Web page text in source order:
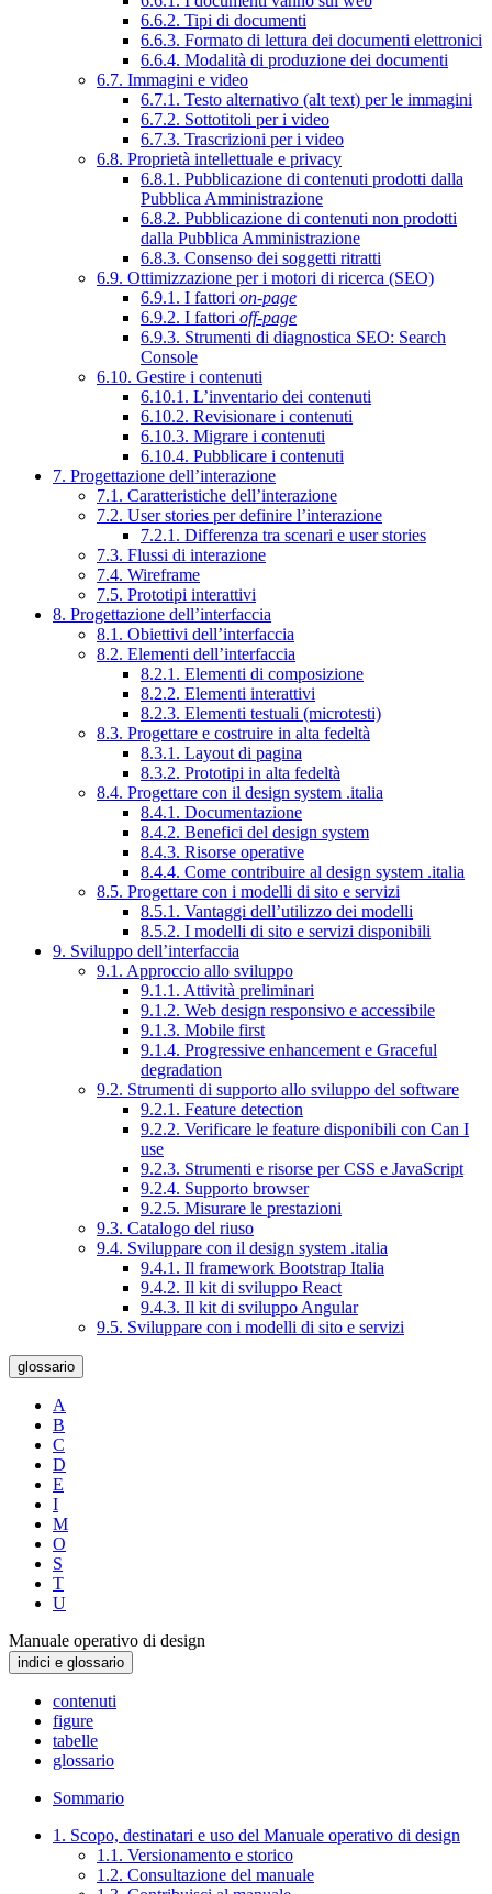
6.6.2. Tipi di documenti
6.6.3. Formato di lettura dei documenti elettronici
6.6.4. Modalità di produzione dei documenti
6.7. Immagini e video
6.7.1. Testo alternativo (alt text) per le immagini
6.7.2. Sottotitoli per i video
6.7.3. Trascrizioni per i video
6.8. Proprietà intellettuale e privacy
6.8.1. Pubblicazione di contenuti prodotti dalla
Pubblica Amministrazione
6.8.2. Pubblicazione di contenuti non prodotti
dalla Pubblica Amministrazione
6.8.3. Consenso dei soggetti ritratti
6.9. Ottimizzazione per i motori di ricerca (SEO)
6.9.1. I fattori on-page
6.9.2. I fattori off-page
6.9.3. Strumenti di diagnostica SEO: Search
Console
6.10. Gestire i contenuti
6.10.1. L’inventario dei contenuti
6.10.2. Revisionare i contenuti
6.10.3. Migrare i contenuti
6.10.4. Pubblicare i contenuti
7. Progettazione dell’interazione
7.1. Caratteristiche dell’interazione
7.2. User stories per definire l’interazione
7.2.1. Differenza tra scenari e user stories
7.3. Flussi di interazione
7.4. Wireframe
7.5. Prototipi interattivi
8. Progettazione dell’interfaccia
8.1. Obiettivi dell’interfaccia
8.2. Elementi dell’interfaccia
8.2.1. Elementi di composizione
8.2.2. Elementi interattivi
8.2.3. Elementi testuali (microtesti)
8.3. Progettare e costruire in alta fedeltà
8.3.1. Layout di pagina
8.3.2. Prototipi in alta fedeltà
8.4. Progettare con il design system .italia
8.4.1. Documentazione
8.4.2. Benefici del design system
8.4.3. Risorse operative
8.4.4. Come contribuire al design system .italia
8.5. Progettare con i modelli di sito e servizi
8.5.1. Vantaggi dell’utilizzo dei modelli
8.5.2. I modelli di sito e servizi disponibili
9. Sviluppo dell’interfaccia
9.1. Approccio allo sviluppo
9.1.1. Attività preliminari
9.1.2. Web design responsivo e accessibile
9.1.3. Mobile first
9.1.4. Progressive enhancement e Graceful
degradation
9.2. Strumenti di supporto allo sviluppo del software
9.2.1. Feature detection
9.2.2. Verificare le feature disponibili con Can I
use
9.2.3. Strumenti e risorse per CSS e JavaScript
9.2.4. Supporto browser
9.2.5. Misurare le prestazioni
9.3. Catalogo del riuso
9.4. Sviluppare con il design system .italia
9.4.1. Il framework Bootstrap Italia
9.4.2. Il kit di sviluppo React
9.4.3. Il kit di sviluppo Angular
9.5. Sviluppare con i modelli di sito e servizi
glossario
A
B
C
D
E
I
M
O
S
T
U
Manuale operativo di design
indici e glossario
contenuti
figure
tabelle
glossario
Sommario
1. Scopo, destinatari e uso del Manuale operativo di design
1.1. Versionamento e storico
1.2. Consultazione del manuale